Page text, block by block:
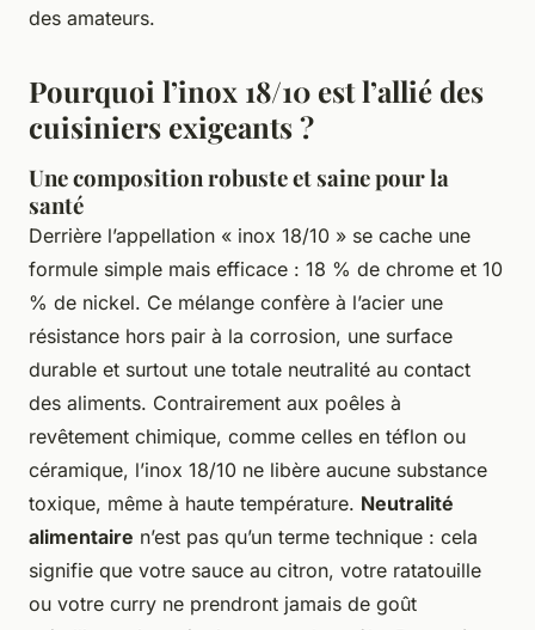
des amateurs.
Pourquoi l’inox 18/10 est l’allié des
cuisiniers exigeants ?
Une composition robuste et saine pour la
santé
Derrière l’appellation « inox 18/10 » se cache une
formule simple mais efficace : 18 % de chrome et 10
% de nickel. Ce mélange confère à l’acier une
résistance hors pair à la corrosion, une surface
durable et surtout une totale neutralité au contact
des aliments. Contrairement aux poêles à
revêtement chimique, comme celles en téflon ou
céramique, l’inox 18/10 ne libère aucune substance
toxique, même à haute température. Neutralité
alimentaire n’est pas qu’un terme technique : cela
signifie que votre sauce au citron, votre ratatouille
ou votre curry ne prendront jamais de goût